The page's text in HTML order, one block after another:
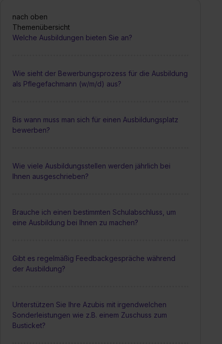
nach oben
Themenübersicht
Welche Ausbildungen bieten Sie an?
Wie sieht der Bewerbungsprozess für die Ausbildung
als Pflegefachmann (w/m/d) aus?
Bis wann muss man sich für einen Ausbildungsplatz
bewerben?
Wie viele Ausbildungsstellen werden jährlich bei
Ihnen ausgeschrieben?
Brauche ich einen bestimmten Schulabschluss, um
eine Ausbildung bei Ihnen zu machen?
Gibt es regelmäßig Feedbackgespräche während
der Ausbildung?
Unterstützen Sie Ihre Azubis mit irgendwelchen
Sonderleistungen wie z.B. einem Zuschuss zum
Busticket?